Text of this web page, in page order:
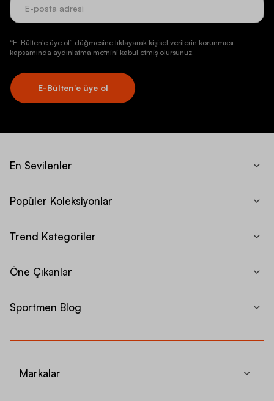
“E-Bülten’e üye ol” düğmesine tıklayarak kişisel verilerin korunması
kapsamında aydınlatma metnini kabul etmiş olursunuz.
E-Bülten’e üye ol
En Sevilenler
Popüler Koleksiyonlar
Trend Kategoriler
Öne Çıkanlar
Sportmen Blog
Markalar